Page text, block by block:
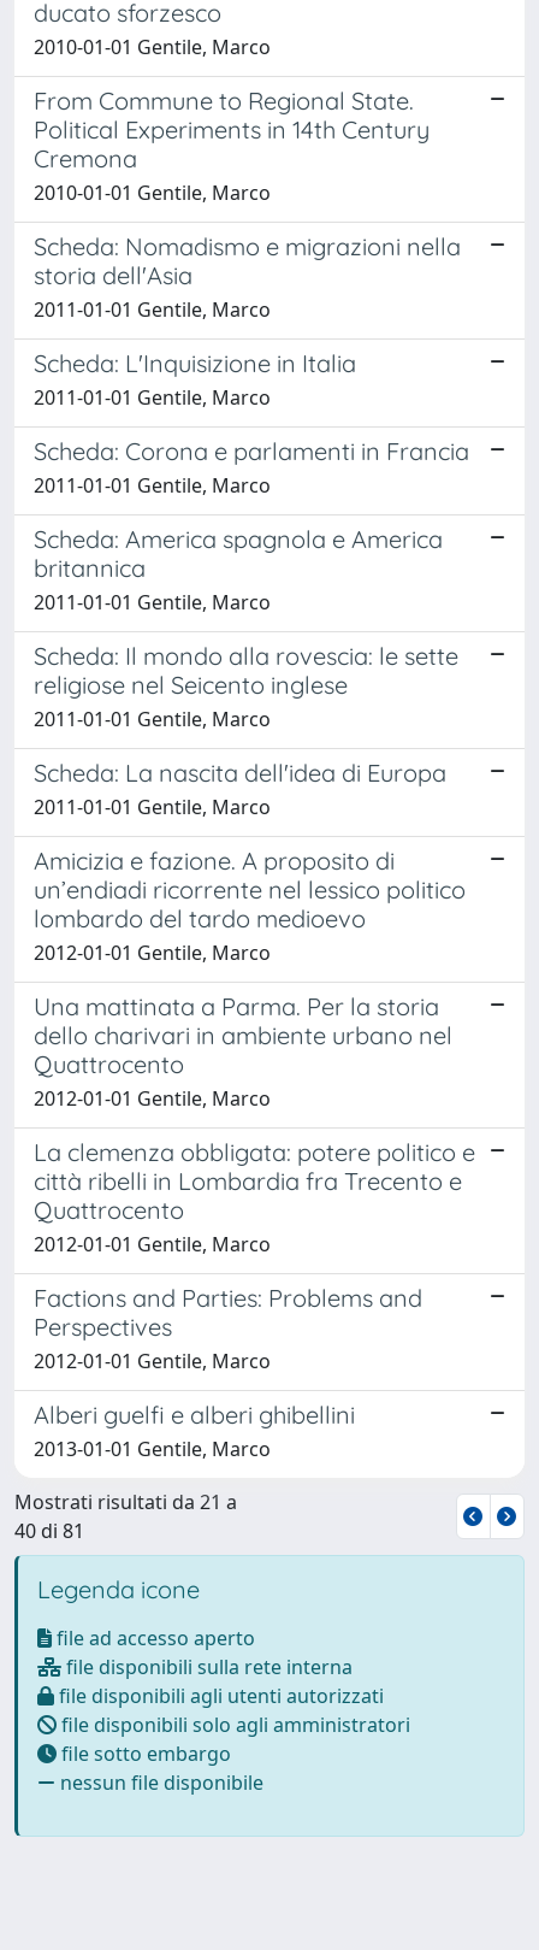
ducato sforzesco
2010-01-01 Gentile, Marco
From Commune to Regional State.
Political Experiments in 14th Century
Cremona
2010-01-01 Gentile, Marco
Scheda: Nomadismo e migrazioni nella
storia dell'Asia
2011-01-01 Gentile, Marco
Scheda: L'Inquisizione in Italia
2011-01-01 Gentile, Marco
Scheda: Corona e parlamenti in Francia
2011-01-01 Gentile, Marco
Scheda: America spagnola e America
britannica
2011-01-01 Gentile, Marco
Scheda: Il mondo alla rovescia: le sette
religiose nel Seicento inglese
2011-01-01 Gentile, Marco
Scheda: La nascita dell'idea di Europa
2011-01-01 Gentile, Marco
Amicizia e fazione. A proposito di
un’endiadi ricorrente nel lessico politico
lombardo del tardo medioevo
2012-01-01 Gentile, Marco
Una mattinata a Parma. Per la storia
dello charivari in ambiente urbano nel
Quattrocento
2012-01-01 Gentile, Marco
La clemenza obbligata: potere politico e
città ribelli in Lombardia fra Trecento e
Quattrocento
2012-01-01 Gentile, Marco
Factions and Parties: Problems and
Perspectives
2012-01-01 Gentile, Marco
Alberi guelfi e alberi ghibellini
2013-01-01 Gentile, Marco
Mostrati risultati da 21 a
40 di 81
Legenda icone
file ad accesso aperto
file disponibili sulla rete interna
file disponibili agli utenti autorizzati
file disponibili solo agli amministratori
file sotto embargo
nessun file disponibile